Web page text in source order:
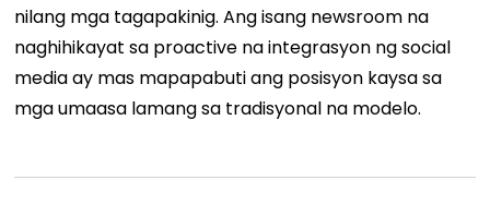
nilang mga tagapakinig. Ang isang newsroom na
naghihikayat sa proactive na integrasyon ng social
media ay mas mapapabuti ang posisyon kaysa sa
mga umaasa lamang sa tradisyonal na modelo.